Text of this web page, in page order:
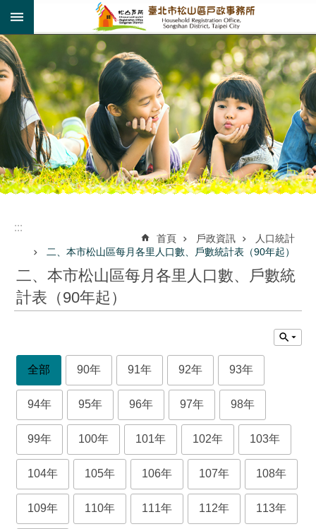
跳到主要內容區塊
:::
:::
首頁 戶政資訊
人口統計
二、本市松山區每月各里人口數、戶數統計表（90年起）
二、本市松山區每月各里人口數、戶數統
計表（90年起）
全部 90年 91年 92年 93年
94年 95年 96年 97年 98年
99年 100年 101年 102年 103年
104年 105年 106年 107年 108年
109年 110年 111年 112年 113年